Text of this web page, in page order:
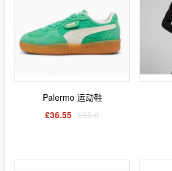
Palermo 运动鞋
£36.55 £85.0